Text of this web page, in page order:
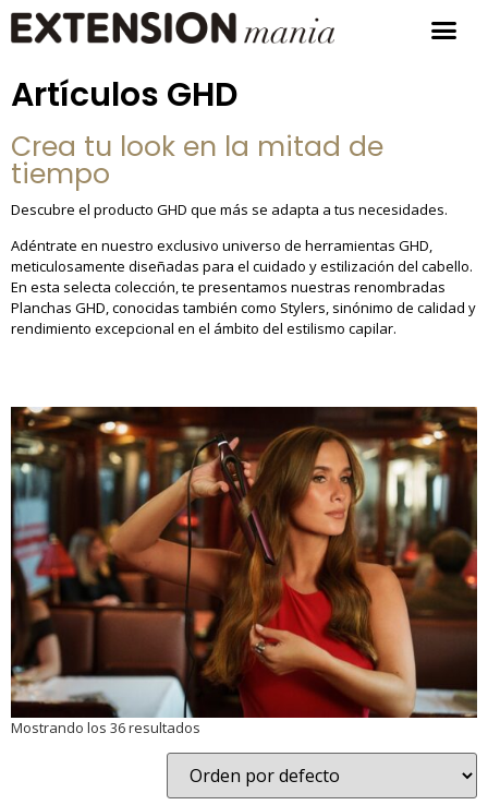
Artículos GHD
Crea tu look en la mitad de
tiempo
Descubre el producto GHD que más se adapta a tus necesidades.
Adéntrate en nuestro exclusivo universo de herramientas GHD,
meticulosamente diseñadas para el cuidado y estilización del cabello.
En esta selecta colección, te presentamos nuestras renombradas
Planchas GHD, conocidas también como Stylers, sinónimo de calidad y
rendimiento excepcional en el ámbito del estilismo capilar.
Mostrando los 36 resultados